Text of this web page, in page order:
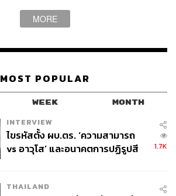
MORE
MOST POPULAR
WEEK MONTH
INTERVIEW
ไขรหัสตั้ง ผบ.ตร. ‘ความสามารถ
vs อาวุโส’ และอนาคตการปฏิรูปสี
1.7K
THAILAND